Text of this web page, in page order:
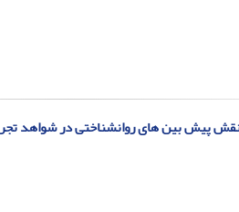
نقش پیش بین های روانشناختی در شواهد